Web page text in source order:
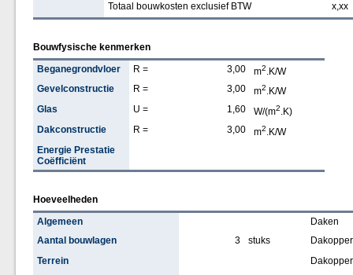
Totaal bouwkosten exclusief BTW
x,xx
Bouwfysische kenmerken
Beganegrondvloer
R = 3,00 m2.K/W
Gevelconstructie
R = 3,00 m2.K/W
Glas
U = 1,60 W/(m2.K)
Dakconstructie
R = 3,00 m2.K/W
Energie Prestatie
Coëfficiënt
Hoeveelheden
Algemeen
Daken
Aantal bouwlagen
3 stuks
Terrein